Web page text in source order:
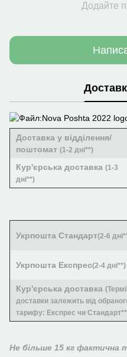
Додайте
Доставка у відділення/
поштомат (1-2 дні**)
Кур'єрська доставка (1-3
дні**)
Укрпошта Стандарт(2-6
Укрпошта Експрес(2-4 дні**)
Кур'єрська доставка
доставки залежить від
тарифу: Експрес чи
Не більше 15 кг фактична